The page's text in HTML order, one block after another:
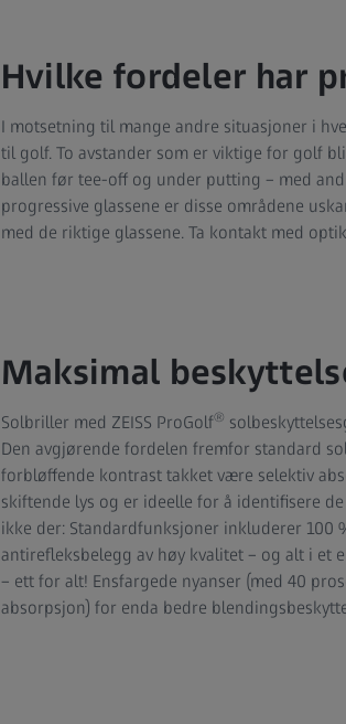
Hvilke fordeler har
I motsetning til mange andre situasjoner i
til golf. To avstander som er viktige for golf
ballen før tee-off og under putting – med
progressive glassene er disse områdene
med de riktige glassene. Ta kontakt med
Maksimal
Solbriller med ZEISS ProGolf®
Den avgjørende fordelen fremfor standard
forbløffende kontrast takket være selektiv
skiftende lys og er ideelle for å identifisere
ikke der: Standardfunksjoner inkluderer 100
antirefleksbelegg av høy kvalitet – og alt i et
– ett for alt! Ensfargede nyanser (med 40
absorpsjon) for enda bedre